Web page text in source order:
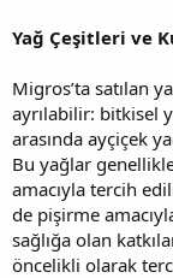
Yağ Çeşitleri ve
Migros’ta satılan
ayrılabilir: bitkisel
arasında ayçiçek
Bu yağlar
amacıyla tercih
de pişirme
sağlığa olan
öncelikli olarak